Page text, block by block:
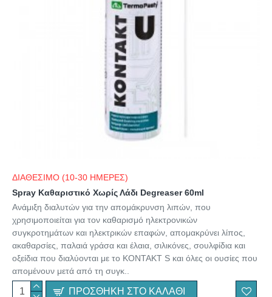
ΔΙΑΘΕΣΙΜΟ (10-30 ΗΜΕΡΕΣ)
Spray Καθαριστικό Χωρίς Λάδι Degreaser 60ml
Ανάμιξη διαλυτών για την απομάκρυνση λιπών, που
χρησιμοποιείται για τον καθαρισμό ηλεκτρονικών
συγκροτημάτων και ηλεκτρικών επαφών, απομακρύνει λίπος,
ακαθαρσίες, παλαιά γράσα και έλαια, σιλικόνες, σουλφίδια και
οξείδια που διαλύονται με το KONTAKT S και όλες οι ουσίες που
απομένουν μετά από τη συγκ..
ΠΡΟΣΘΉΚΗ ΣΤΟ ΚΑΛΆΘΙ